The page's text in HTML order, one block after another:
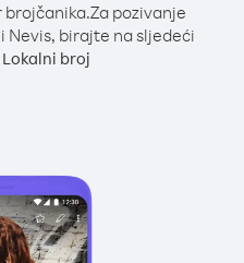
brojčanika.Za pozivanje
Nevis, birajte na sljedeći
Lokalni broj